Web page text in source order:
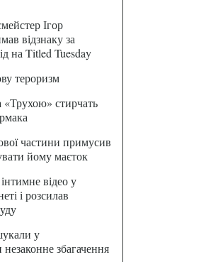
Ігор
відзнаку за
на Titled Tuesday
тероризм
стирчать
частини примусив
йому маєток
відео у
і розсилав
у
незаконне збагачення